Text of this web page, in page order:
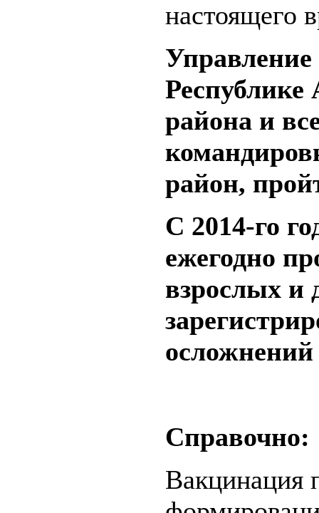
настоящего
Управление
района и
район,
С 2014-го
ежегодно
взрослых и
Справочно:
Вакцинация